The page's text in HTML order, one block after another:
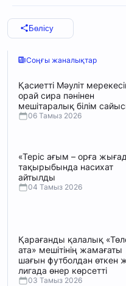
Бөлісу
Соңғы жаналықтар
Қасиетті Мәуліт
орай сира пәнінен
мешітаралық білім
06 Тамыз 2026
«Теріс ағым – орға
тақырыбында насихат
айтылды
04 Тамыз 2026
Қарағанды қалалық
ата» мешітінің жамағаты
шағын футболдан өткен
лигада өнер көрсетті
03 Тамыз 2026